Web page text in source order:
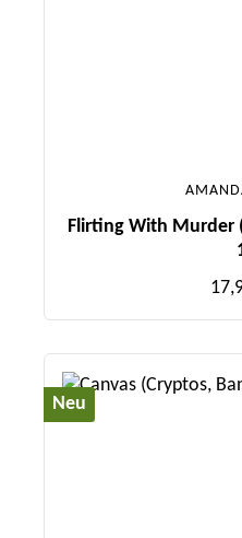
Flirting With Murder
Neu